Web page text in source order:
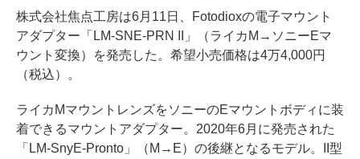
株式会社焦点工房は6月11日、Fotodioxの電子マウント
アダプター「LM-SNE-PRN II」（ライカM→ソニーEマ
ウント変換）を発売した。希望小売価格は4万4,000円
（税込）。
ライカMマウントレンズをソニーのEマウントボディに装
着できるマウントアダプター。2020年6月に発売された
「LM-SnyE-Pronto」（M→E）の後継となるモデル。II型